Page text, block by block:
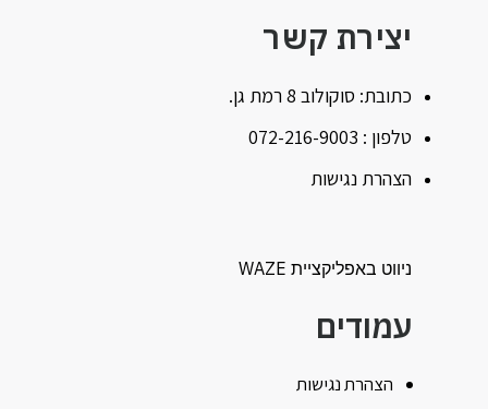
יצירת קשר
כתובת: סוקולוב 8 רמת גן.
טלפון : 072-216-9003
הצהרת נגישות
ניווט באפליקציית WAZE
עמודים
הצהרת נגישות